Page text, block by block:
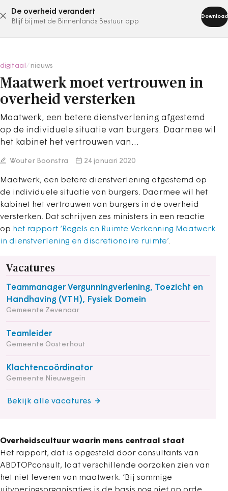
De overheid verandert
Blijf bij met de Binnenlands Bestuur app
Download
abonneer nu
digitaal nieuws
Maatwerk moet vertrouwen in
overheid versterken
Maatwerk, een betere dienstverlening afgestemd
op de individuele situatie van burgers. Daarmee wil
het kabinet het vertrouwen van…
Wouter Boonstra 24 januari 2020
Maatwerk, een betere dienstverlening afgestemd op
de individuele situatie van burgers. Daarmee wil het
kabinet het vertrouwen van burgers in de overheid
versterken. Dat schrijven zes ministers in een reactie
op het rapport ‘Regels en Ruimte Verkenning Maatwerk
in dienstverlening en discretionaire ruimte’.
Vacatures
Teammanager Vergunningverlening, Toezicht en
Handhaving (VTH), Fysiek Domein
Gemeente Zevenaar
Teamleider
Gemeente Oosterhout
Klachtencoördinator
Gemeente Nieuwegein
Bekijk alle vacatures
Overheidscultuur waarin mens centraal staat
Het rapport, dat is opgesteld door consultants van
ABDTOPconsult, laat verschillende oorzaken zien van
het niet leveren van maatwerk. ‘Bij sommige